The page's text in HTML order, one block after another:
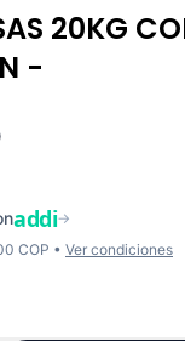
20KG
-
addi→
COP • Ver condiciones